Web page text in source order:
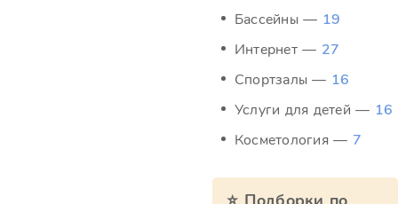
Бассейны — 19
Интернет — 27
Спортзалы — 16
Услуги для детей — 16
Косметология — 7